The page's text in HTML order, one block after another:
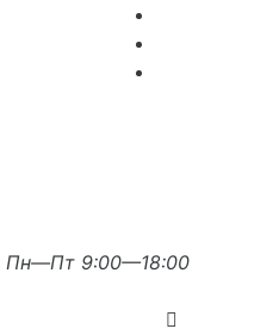
Пн—Пт 9:00—18:00